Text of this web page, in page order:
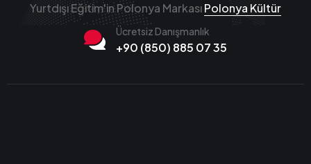
Yurtdışı Eğitim'in Polonya MarkasıPolonya Kültür
Ücretsiz Danışmanlık
+90 (850) 885 07 35